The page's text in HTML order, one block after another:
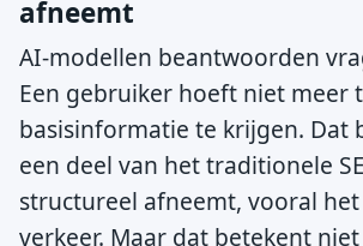
afneemt
AI-modellen beantwoorden
Een gebruiker hoeft niet meer
basisinformatie te krijgen. Dat
een deel van het traditionele
structureel afneemt, vooral
verkeer. Maar dat betekent